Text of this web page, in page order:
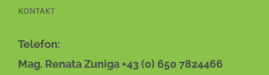
KONTAKT
Telefon:
Mag. Renata Zuniga +43 (0) 650 7824466